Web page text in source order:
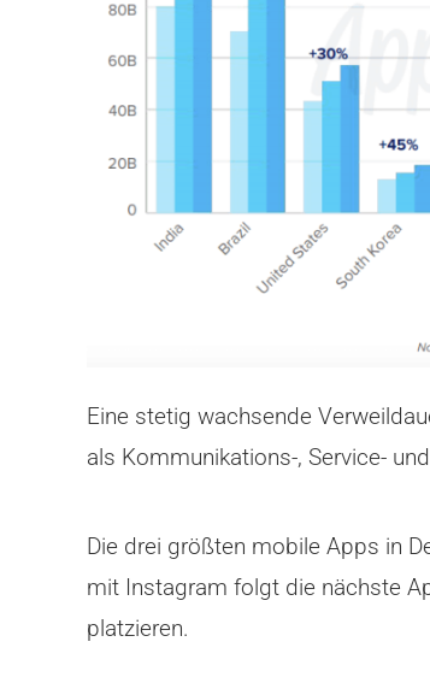
Eine stetig wachsende
als Kommunikations-, Service-
Die drei größten mobile Apps in
mit Instagram folgt die nächste
platzieren.